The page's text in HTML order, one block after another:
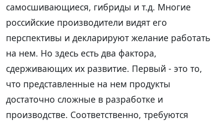
самосшивающиеся, гибриды и т.д. Многие
российские производители видят его
перспективы и декларируют желание работать
на нем. Но здесь есть два фактора,
сдерживающих их развитие. Первый - это то,
что представленные на нем продукты
достаточно сложные в разработке и
производстве. Соответственно, требуются